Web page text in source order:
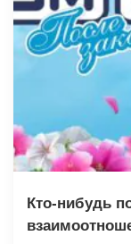
Кто-нибудь